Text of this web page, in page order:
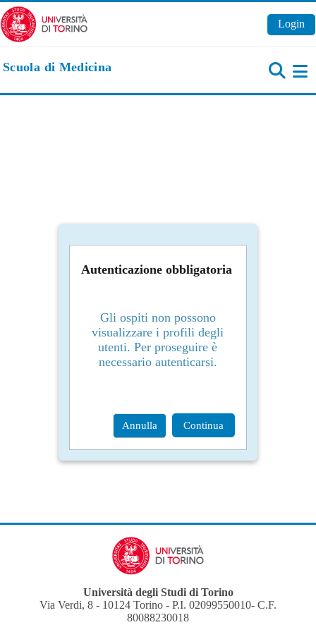
Vai al contenuto principale
Login
Scuola di Medicina
Autenticazione obbligatoria
Gli ospiti non possono
visualizzare i profili degli
utenti. Per proseguire è
necessario autenticarsi.
Annulla Continua
Università degli Studi di Torino
Via Verdi, 8 - 10124 Torino - P.I. 02099550010- C.F.
80088230018